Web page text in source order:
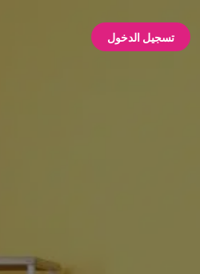
تسجيل الدخول